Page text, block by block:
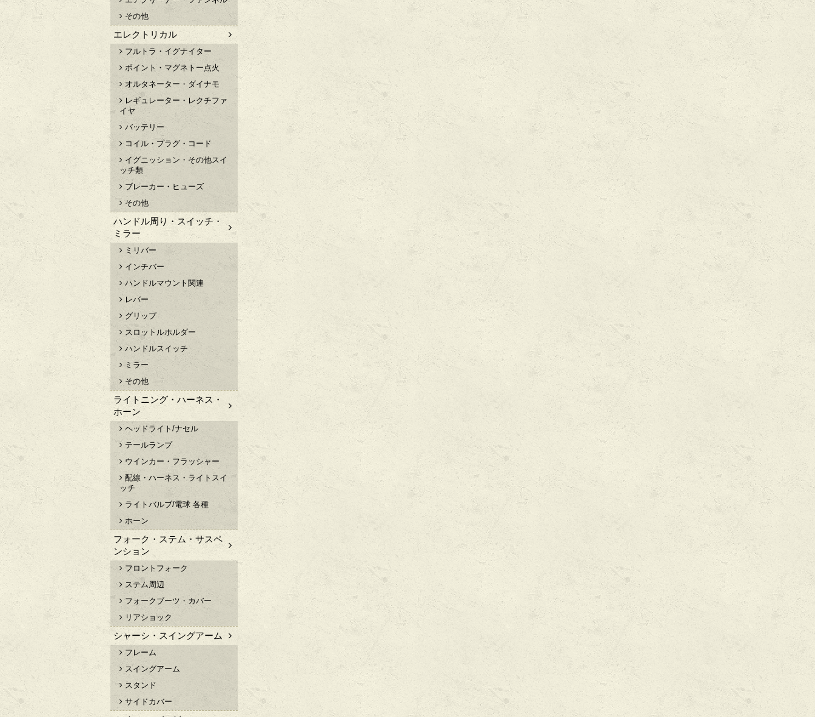
その他
エレクトリカル
フルトラ・イグナイター
ポイント・マグネトー点火
オルタネーター・ダイナモ
レギュレーター・レクチファ
イヤ
バッテリー
コイル・プラグ・コード
イグニッション・その他スイ
ッチ類
ブレーカー・ヒューズ
その他
ハンドル周り・スイッチ・
ミラー
ミリバー
インチバー
ハンドルマウント関連
レバー
グリップ
スロットルホルダー
ハンドルスイッチ
ミラー
その他
ライトニング・ハーネス・
ホーン
ヘッドライト/ナセル
テールランプ
ウインカー・フラッシャー
配線・ハーネス・ライトスイ
ッチ
ライトバルブ/電球 各種
ホーン
フォーク・ステム・サスペ
ンション
フロントフォーク
ステム周辺
フォークブーツ・カバー
リアショック
シャーシ・スイングアーム
フレーム
スイングアーム
スタンド
サイドカバー